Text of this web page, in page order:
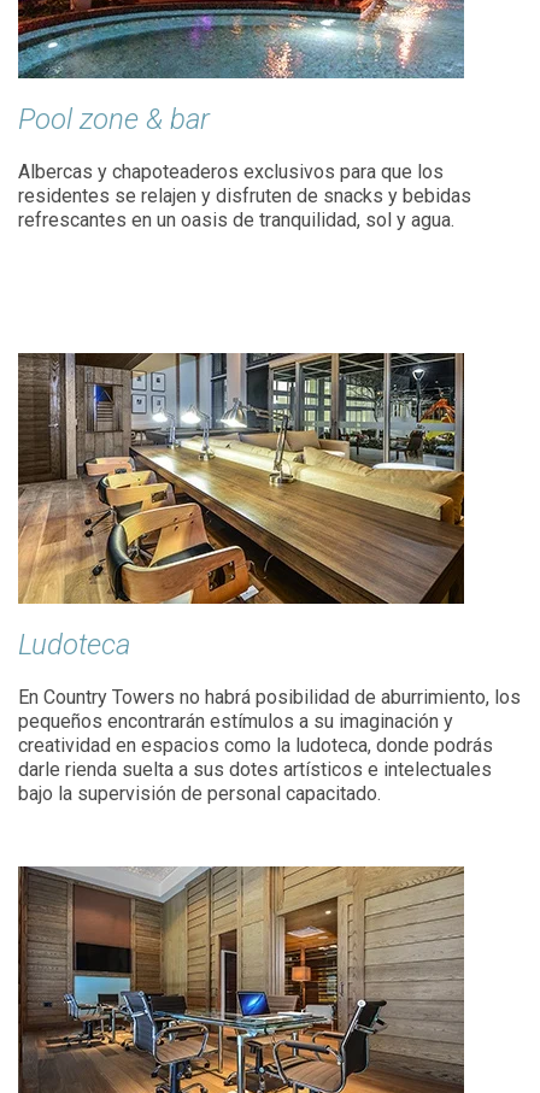
Pool zone & bar
Albercas y chapoteaderos exclusivos para que los
residentes se relajen y disfruten de snacks y bebidas
refrescantes en un oasis de tranquilidad, sol y agua.
Ludoteca
En Country Towers no habrá posibilidad de aburrimiento, los
pequeños encontrarán estímulos a su imaginación y
creatividad en espacios como la ludoteca, donde podrás
darle rienda suelta a sus dotes artísticos e intelectuales
bajo la supervisión de personal capacitado.